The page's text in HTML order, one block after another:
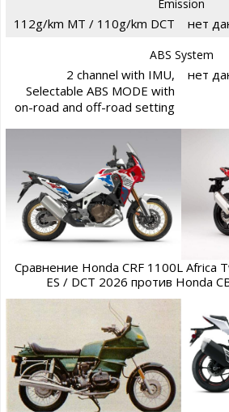
Emission
112g/km MT / 110g/km DCT нет
ABS System
2 channel with IMU,
Selectable ABS MODE with
on-road and off-road setting
нет
Сравнение Honda CRF 1100L Africa
ES / DCT 2026 против Honda